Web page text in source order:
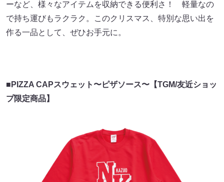
ーなど、様々なアイテムを収納できる便利さ！ 軽量なの
で持ち運びもラクラク。このクリスマス、特別な思い出を
作る一品として、ぜひお手元に。
■PIZZA CAPスウェット〜ピザソース〜【TGM/友近ショッ
プ限定商品】